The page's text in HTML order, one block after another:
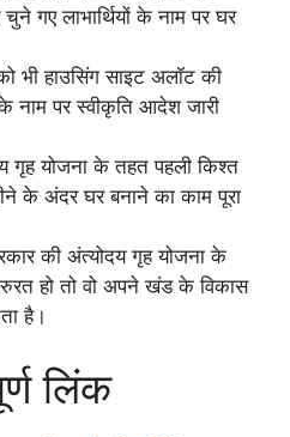
गए लाभार्थियों के नाम पर घर
को भी हाउसिंग साइट अलॉट की
नाम पर स्वीकृति आदेश जारी
गृह योजना के तहत पहली किश्त
के अंदर घर बनाने का काम पूरा
की अंत्योदय गृह योजना के
हो तो वो अपने खंड के विकास
है।
लिंक